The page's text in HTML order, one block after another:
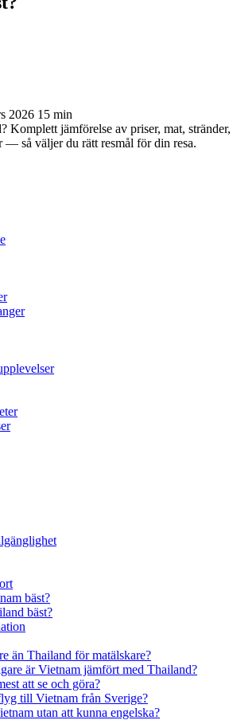
2026 15 min
Komplett jämförelse av priser, mat, stränder,
så väljer du rätt resmål för din resa.
bäst?
bäst?
än Thailand för matälskare?
är Vietnam jämfört med Thailand?
att se och göra?
till Vietnam från Sverige?
utan att kunna engelska?